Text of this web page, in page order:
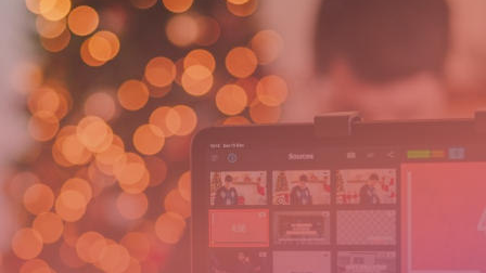
Servicios
Blog
Acerca de
Contacto